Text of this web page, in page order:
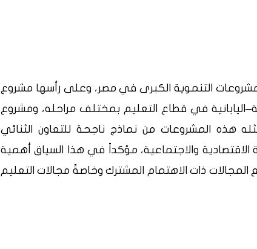
التنموية الكبرى في مصر، وعلى رأسها مشروع
في قطاع التعليم بمختلف مراحله، ومشروع
هذه المشروعات من نماذج ناجحة للتعاون الثنائي
والاجتماعية، مؤكداً في هذا السياق أهمية
ذات الاهتمام المشترك وخاصةً مجالات التعليم